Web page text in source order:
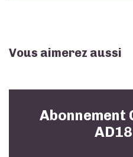
Vous aimerez aussi
Abonnement